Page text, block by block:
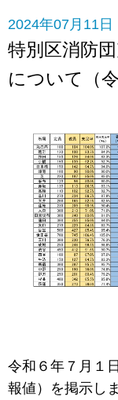
2024年07月11日
特別区消防
について（
令和６年７月１
報値）を掲示しま